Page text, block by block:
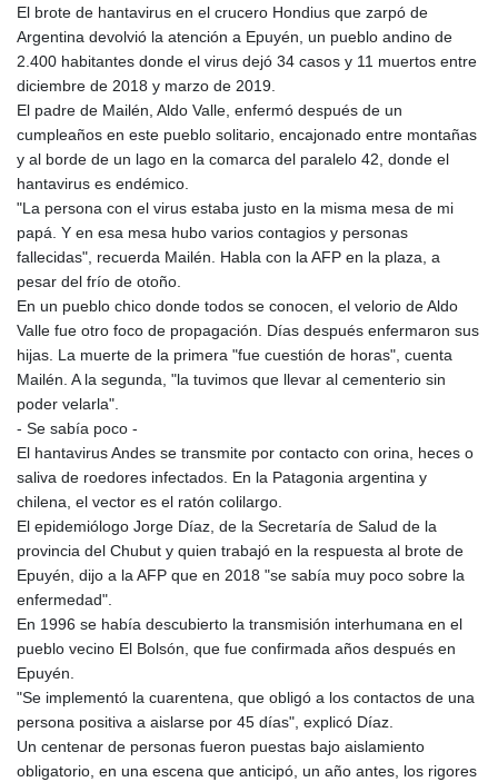
El brote de hantavirus en el crucero Hondius que zarpó de
Argentina devolvió la atención a Epuyén, un pueblo andino de
2.400 habitantes donde el virus dejó 34 casos y 11 muertos entre
diciembre de 2018 y marzo de 2019.
El padre de Mailén, Aldo Valle, enfermó después de un
cumpleaños en este pueblo solitario, encajonado entre montañas
y al borde de un lago en la comarca del paralelo 42, donde el
hantavirus es endémico.
"La persona con el virus estaba justo en la misma mesa de mi
papá. Y en esa mesa hubo varios contagios y personas
fallecidas", recuerda Mailén. Habla con la AFP en la plaza, a
pesar del frío de otoño.
En un pueblo chico donde todos se conocen, el velorio de Aldo
Valle fue otro foco de propagación. Días después enfermaron sus
hijas. La muerte de la primera "fue cuestión de horas", cuenta
Mailén. A la segunda, "la tuvimos que llevar al cementerio sin
poder velarla".
- Se sabía poco -
El hantavirus Andes se transmite por contacto con orina, heces o
saliva de roedores infectados. En la Patagonia argentina y
chilena, el vector es el ratón colilargo.
El epidemiólogo Jorge Díaz, de la Secretaría de Salud de la
provincia del Chubut y quien trabajó en la respuesta al brote de
Epuyén, dijo a la AFP que en 2018 "se sabía muy poco sobre la
enfermedad".
En 1996 se había descubierto la transmisión interhumana en el
pueblo vecino El Bolsón, que fue confirmada años después en
Epuyén.
"Se implementó la cuarentena, que obligó a los contactos de una
persona positiva a aislarse por 45 días", explicó Díaz.
Un centenar de personas fueron puestas bajo aislamiento
obligatorio, en una escena que anticipó, un año antes, los rigores